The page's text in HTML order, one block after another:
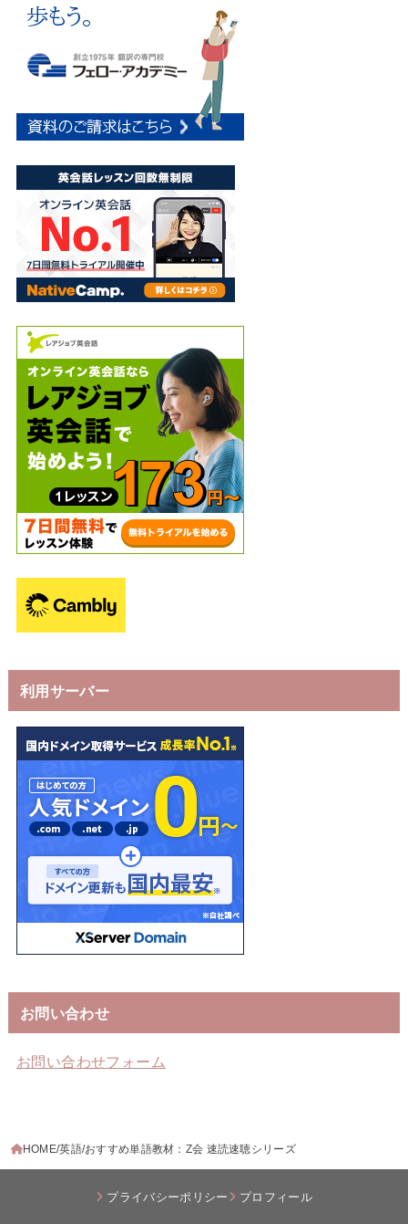
利用サーバー
お問い合わせ
お問い合わせフォーム
HOME 英語 おすすめ単語教材：Z会 速読速聴シリーズ
プライバシーポリシー プロフィール